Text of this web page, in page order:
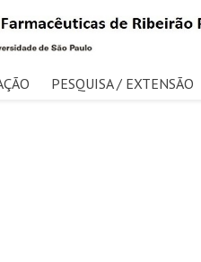
PESQUISA / EXTENSÃO